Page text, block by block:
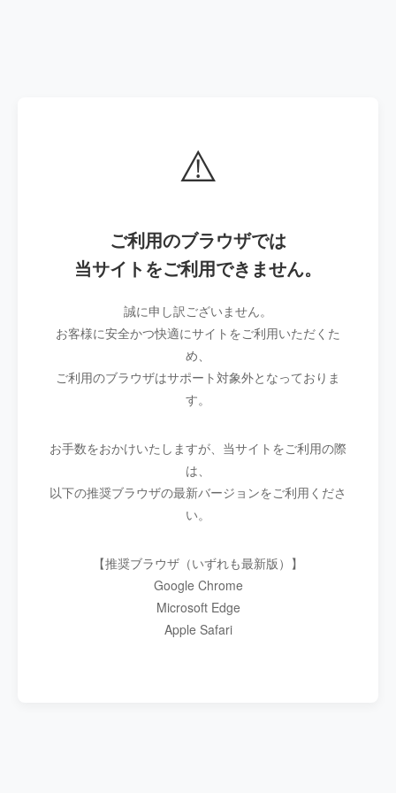
⚠️
ご利用のブラウザでは
当サイトをご利用できません。
誠に申し訳ございません。
お客様に安全かつ快適にサイトをご利用いただくた
め、
ご利用のブラウザはサポート対象外となっておりま
す。
お手数をおかけいたしますが、当サイトをご利用の際
は、
以下の推奨ブラウザの最新バージョンをご利用くださ
い。
【推奨ブラウザ（いずれも最新版）】
Google Chrome
Microsoft Edge
Apple Safari